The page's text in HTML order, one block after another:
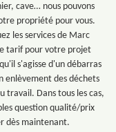
cave… nous pouvons
propriété pour vous.
les services de Marc
tarif pour votre projet
s'agisse d'un débarras
enlèvement des déchets
travail. Dans tous les cas,
question qualité/prix
dès maintenant.